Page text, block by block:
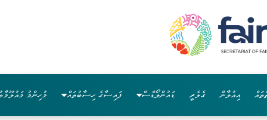
އިއުލާން ގެލެރީ ޑައުންލޯޑްސް ފައިސާގެ ހިސާބުތައް މުހިންމު